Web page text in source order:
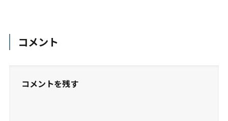
コメント
コメントを残す